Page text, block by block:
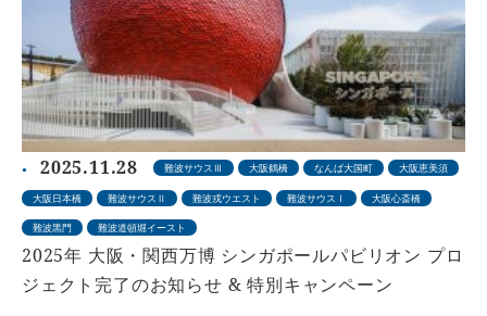
2025.11.28 難波サウスⅢ 大阪鶴橋 なんば大国町 大阪恵美須
大阪日本橋 難波サウスⅡ 難波戎ウエスト 難波サウスⅠ 大阪心斎橋
難波黒門 難波道頓堀イースト
2025年 大阪・関西万博 シンガポールパビリオン プロ
ジェクト完了のお知らせ & 特別キャンペーン